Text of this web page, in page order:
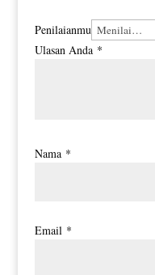
Penilaianmu
Ulasan Anda *
Nama *
Email *